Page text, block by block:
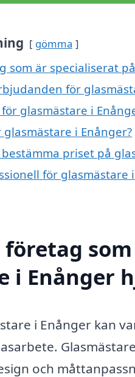
gömma
som är specialiserat
för
glasmästare i
i Enånger?
priset på
för
i Enånger
i Enånger kan
och